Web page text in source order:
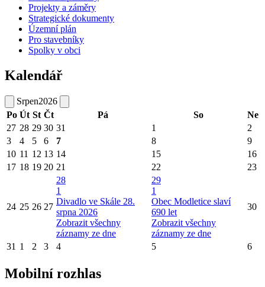
Projekty a záměry
Strategické dokumenty
Územní plán
Pro stavebníky
Spolky v obci
Kalendář
Srpen2026
Po Út St Čt Pá So
Ne
27 28 29 30 31 1
2
3
4 5 6 7 8
9
10 11 12 13 14 15
16
17 18 19 20 21 22 23
24 25 26 27
28
1
Divadlo ve Skále 28.
srpna 2026
Zobrazit všechny
záznamy ze dne
29
1
Obec Modletice slaví
690 let
Zobrazit všechny
záznamy ze dne
30
31 1 2 3 4 5 6
Mobilní rozhlas